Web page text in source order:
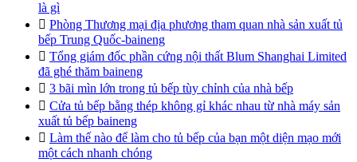
là gì
 Phòng Thương mại địa phương tham quan nhà sản xuất tủ
bếp Trung Quốc-baineng
 Tổng giám đốc phần cứng nội thất Blum Shanghai Limited
đã ghé thăm baineng
 3 bãi mìn lớn trong tủ bếp tùy chỉnh của nhà bếp
 Cửa tủ bếp bằng thép không gỉ khác nhau từ nhà máy sản
xuất tủ bếp baineng
 Làm thế nào để làm cho tủ bếp của bạn một diện mạo mới
một cách nhanh chóng